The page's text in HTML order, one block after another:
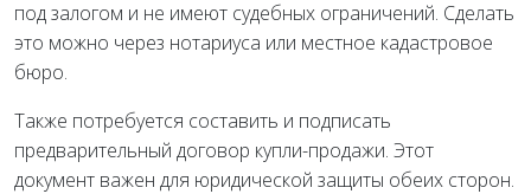
под залогом и не имеют судебных ограничений. Сделать
это можно через нотариуса или местное кадастровое
бюро.
Также потребуется составить и подписать
предварительный договор купли-продажи. Этот
документ важен для юридической защиты обеих сторон.